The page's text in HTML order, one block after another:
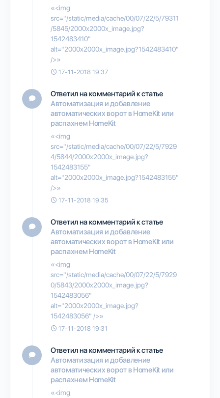
«<img
src="/static/media/cache/00/07/22/5/79311
/5845/2000x2000x_image.jpg?
1542483410"
alt="2000x2000x_image.jpg?1542483410"
/>»
17-11-2018 19:37
Ответил на комментарий к статье
Автоматизация и добавление
автоматических ворот в HomeKit или
распахнем HomeKit
«<img
src="/static/media/cache/00/07/22/5/7929
4/5844/2000x2000x_image.jpg?
1542483155"
alt="2000x2000x_image.jpg?1542483155"
/>»
17-11-2018 19:35
Ответил на комментарий к статье
Автоматизация и добавление
автоматических ворот в HomeKit или
распахнем HomeKit
«<img
src="/static/media/cache/00/07/22/5/7929
0/5843/2000x2000x_image.jpg?
1542483056"
alt="2000x2000x_image.jpg?
1542483056" />»
17-11-2018 19:31
Ответил на комментарий к статье
Автоматизация и добавление
автоматических ворот в HomeKit или
распахнем HomeKit
«<img